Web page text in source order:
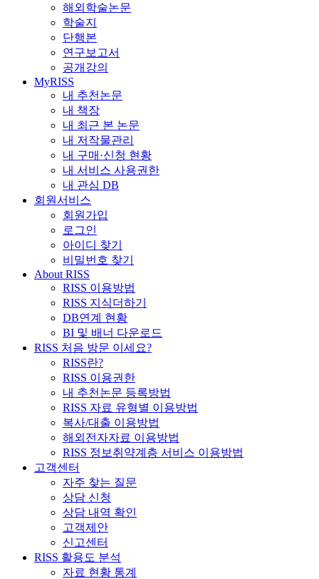
해외학술논문
학술지
단행본
연구보고서
공개강의
MyRISS
내 추천논문
내 책장
내 최근 본 논문
내 저작물관리
내 구매·신청 현황
내 서비스 사용권한
내 관심 DB
회원서비스
회원가입
로그인
아이디 찾기
비밀번호 찾기
About RISS
RISS 이용방법
RISS 지식더하기
DB연계 현황
BI 및 배너 다운로드
RISS 처음 방문 이세요?
RISS란?
RISS 이용권한
내 추천논문 등록방법
RISS 자료 유형별 이용방법
복사/대출 이용방법
해외전자자료 이용방법
RISS 정보취약계층 서비스 이용방법
고객센터
자주 찾는 질문
상담 신청
상담 내역 확인
고객제안
신고센터
RISS 활용도 분석
자료 현황 통계